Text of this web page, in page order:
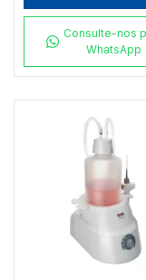
Consulte-nos
WhatsApp